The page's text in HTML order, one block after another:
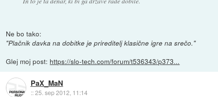
Ne bo tako:
"Plačnik davka na dobitke je prireditelj klasične igre na srečo."
Glej moj post: https://slo-tech.com/forum/t536343/p373...
PaX_MaN
::25. sep 2012, 11:14